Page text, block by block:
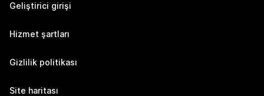
Geliştirici girişi
Hizmet şartları
Gizlilik politikası
Site haritası